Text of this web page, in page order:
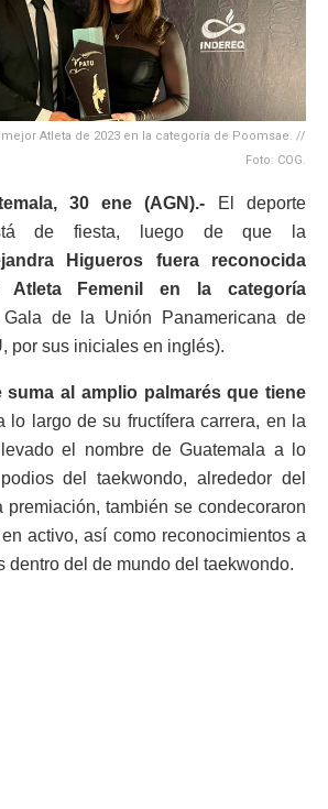
Atleta de 2023 en la categoría de Poomsae. //
Foto: COG.
30 ene (AGN).-
El deporte
de fiesta, luego de que la
Higueros fuera reconocida
Femenil en la categoría
de la Unión Panamericana de
por sus iniciales en inglés).
suma al amplio palmarés que tiene
lo largo de su fructífera carrera, en la
el nombre de Guatemala a lo
del taekwondo, alrededor del
premiación, también se condecoraron
activo, así como reconocimientos a
dentro del de mundo del taekwondo.